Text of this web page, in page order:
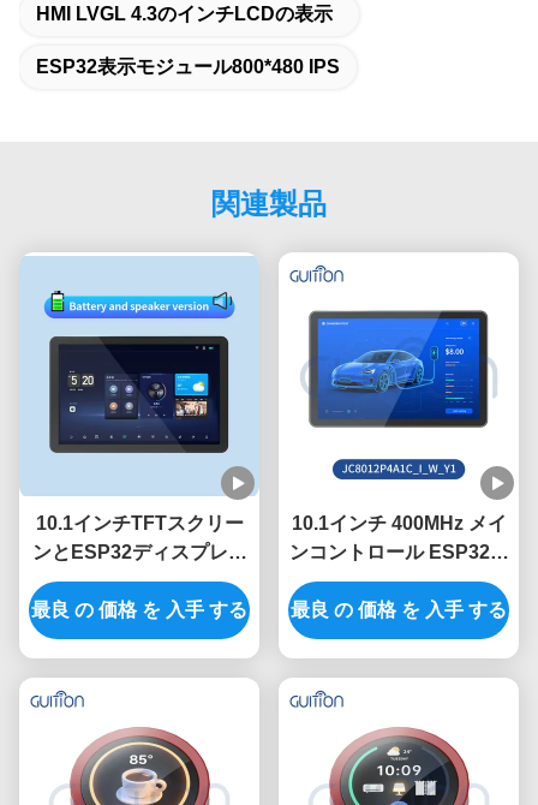
HMI LVGL 4.3のインチLCDの表示
ESP32表示モジュール800*480 IPS
関連製品
10.1インチTFTスクリー
ンとESP32ディスプレイ
モジュールの400MHzメ
イン制御周波数
最良 の 価格 を 入手 する
10.1インチ 400MHz メイ
ンコントロール ESP32デ
ィスプレイモジュール
320インチ明るさと 800 *
1280 解像度
最良 の 価格 を 入手 する